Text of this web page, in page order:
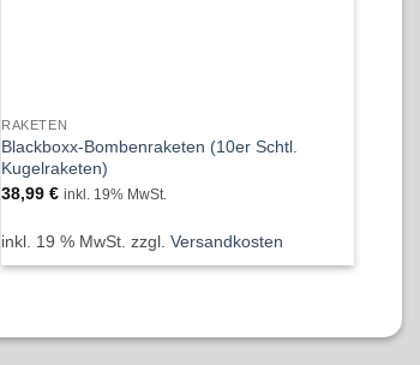
RAKETEN
Blackboxx-Bombenraketen (10er Schtl.
Kugelraketen)
38,99€ inkl. 19% MwSt.
inkl. 19 % MwSt. zzgl.Versandkosten